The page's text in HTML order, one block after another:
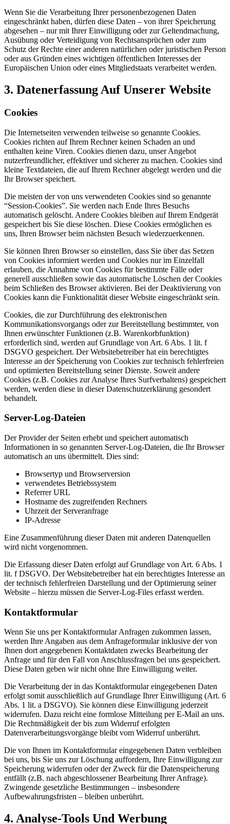
Wenn Sie die Verarbeitung Ihrer personenbezogenen Daten
eingeschränkt haben, dürfen diese Daten – von ihrer Speicherung
abgesehen – nur mit Ihrer Einwilligung oder zur Geltendmachung,
Ausübung oder Verteidigung von Rechtsansprüchen oder zum
Schutz der Rechte einer anderen natürlichen oder juristischen Person
oder aus Gründen eines wichtigen öffentlichen Interesses der
Europäischen Union oder eines Mitgliedstaats verarbeitet werden.
3. Datenerfassung Auf Unserer Website
Cookies
Die Internetseiten verwenden teilweise so genannte Cookies.
Cookies richten auf Ihrem Rechner keinen Schaden an und
enthalten keine Viren. Cookies dienen dazu, unser Angebot
nutzerfreundlicher, effektiver und sicherer zu machen. Cookies sind
kleine Textdateien, die auf Ihrem Rechner abgelegt werden und die
Ihr Browser speichert.
Die meisten der von uns verwendeten Cookies sind so genannte
“Session-Cookies”. Sie werden nach Ende Ihres Besuchs
automatisch gelöscht. Andere Cookies bleiben auf Ihrem Endgerät
gespeichert bis Sie diese löschen. Diese Cookies ermöglichen es
uns, Ihren Browser beim nächsten Besuch wiederzuerkennen.
Sie können Ihren Browser so einstellen, dass Sie über das Setzen
von Cookies informiert werden und Cookies nur im Einzelfall
erlauben, die Annahme von Cookies für bestimmte Fälle oder
generell ausschließen sowie das automatische Löschen der Cookies
beim Schließen des Browser aktivieren. Bei der Deaktivierung von
Cookies kann die Funktionalität dieser Website eingeschränkt sein.
Cookies, die zur Durchführung des elektronischen
Kommunikationsvorgangs oder zur Bereitstellung bestimmter, von
Ihnen erwünschter Funktionen (z.B. Warenkorbfunktion)
erforderlich sind, werden auf Grundlage von Art. 6 Abs. 1 lit. f
DSGVO gespeichert. Der Websitebetreiber hat ein berechtigtes
Interesse an der Speicherung von Cookies zur technisch fehlerfreien
und optimierten Bereitstellung seiner Dienste. Soweit andere
Cookies (z.B. Cookies zur Analyse Ihres Surfverhaltens) gespeichert
werden, werden diese in dieser Datenschutzerklärung gesondert
behandelt.
Server-Log-Dateien
Der Provider der Seiten erhebt und speichert automatisch
Informationen in so genannten Server-Log-Dateien, die Ihr Browser
automatisch an uns übermittelt. Dies sind:
Browsertyp und Browserversion
verwendetes Betriebssystem
Referrer URL
Hostname des zugreifenden Rechners
Uhrzeit der Serveranfrage
IP-Adresse
Eine Zusammenführung dieser Daten mit anderen Datenquellen
wird nicht vorgenommen.
Die Erfassung dieser Daten erfolgt auf Grundlage von Art. 6 Abs. 1
lit. f DSGVO. Der Websitebetreiber hat ein berechtigtes Interesse an
der technisch fehlerfreien Darstellung und der Optimierung seiner
Website – hierzu müssen die Server-Log-Files erfasst werden.
Kontaktformular
Wenn Sie uns per Kontaktformular Anfragen zukommen lassen,
werden Ihre Angaben aus dem Anfrageformular inklusive der von
Ihnen dort angegebenen Kontaktdaten zwecks Bearbeitung der
Anfrage und für den Fall von Anschlussfragen bei uns gespeichert.
Diese Daten geben wir nicht ohne Ihre Einwilligung weiter.
Die Verarbeitung der in das Kontaktformular eingegebenen Daten
erfolgt somit ausschließlich auf Grundlage Ihrer Einwilligung (Art. 6
Abs. 1 lit. a DSGVO). Sie können diese Einwilligung jederzeit
widerrufen. Dazu reicht eine formlose Mitteilung per E-Mail an uns.
Die Rechtmäßigkeit der bis zum Widerruf erfolgten
Datenverarbeitungsvorgänge bleibt vom Widerruf unberührt.
Die von Ihnen im Kontaktformular eingegebenen Daten verbleiben
bei uns, bis Sie uns zur Löschung auffordern, Ihre Einwilligung zur
Speicherung widerrufen oder der Zweck für die Datenspeicherung
entfällt (z.B. nach abgeschlossener Bearbeitung Ihrer Anfrage).
Zwingende gesetzliche Bestimmungen – insbesondere
Aufbewahrungsfristen – bleiben unberührt.
4. Analyse-Tools Und Werbung